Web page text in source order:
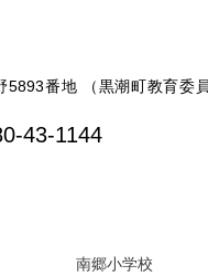
番地 （黒潮町教育委
43-1144
南郷小学校